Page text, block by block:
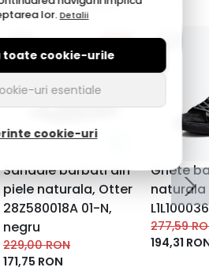
25%
Sandale barbati din
piele naturala, Otter
28Z580018A 01-N,
negru
229,00RON
171,75 RON
Ghete
naturala
277,59
194,31
lor.Detalii
toate cookie-urile
uri esentiale
cookie-uri